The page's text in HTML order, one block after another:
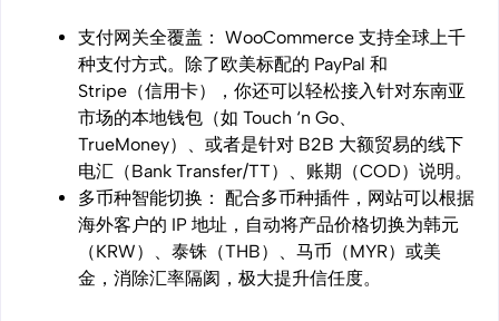
支付网关全覆盖： WooCommerce 支持全球上千
种支付方式。除了欧美标配的 PayPal 和
Stripe（信用卡），你还可以轻松接入针对东南亚
市场的本地钱包（如 Touch ‘n Go、
TrueMoney）、或者是针对 B2B 大额贸易的线下
电汇（Bank Transfer/TT）、账期（COD）说明。
多币种智能切换： 配合多币种插件，网站可以根据
海外客户的 IP 地址，自动将产品价格切换为韩元
（KRW）、泰铢（THB）、马币（MYR）或美
金，消除汇率隔阂，极大提升信任度。